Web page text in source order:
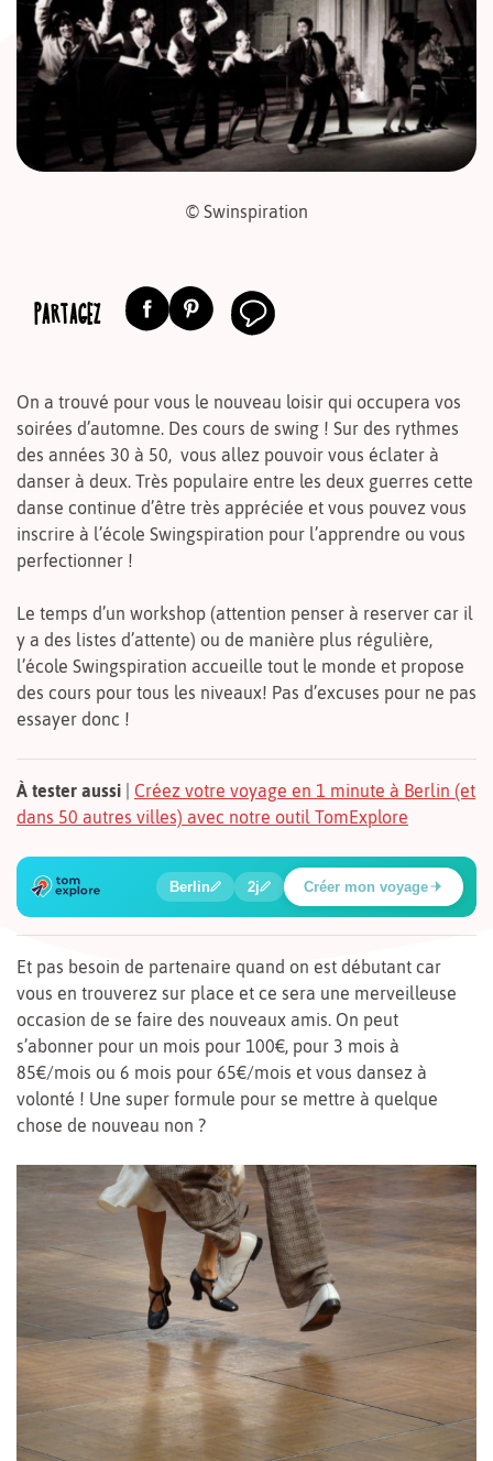
© Swinspiration
PARTAGEZ
On a trouvé pour vous le nouveau loisir qui occupera vos
soirées d’automne. Des cours de swing ! Sur des rythmes
des années 30 à 50, vous allez pouvoir vous éclater à
danser à deux. Très populaire entre les deux guerres cette
danse continue d’être très appréciée et vous pouvez vous
inscrire à l’école Swingspiration pour l’apprendre ou vous
perfectionner !
Le temps d’un workshop (attention penser à reserver car il
y a des listes d’attente) ou de manière plus régulière,
l’école Swingspiration accueille tout le monde et propose
des cours pour tous les niveaux! Pas d’excuses pour ne pas
essayer donc !
À tester aussi
Créez votre voyage en 1 minute à Berlin (et
dans 50 autres villes) avec notre outil TomExplore
🔍
🔍
🔍
🍲
🔍
🔍
Place Potsdamer
Berlin 2j Créer mon voyage
Et pas besoin de partenaire quand on est débutant car
vous en trouverez sur place et ce sera une merveilleuse
occasion de se faire des nouveaux amis. On peut
s’abonner pour un mois pour 100€, pour 3 mois à
85€/mois ou 6 mois pour 65€/mois et vous dansez à
volonté ! Une super formule pour se mettre à quelque
chose de nouveau non ?